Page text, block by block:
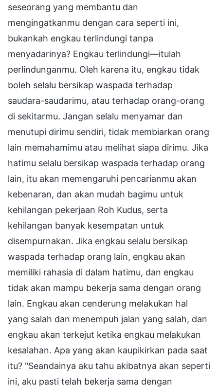
seseorang yang membantu dan
mengingatkanmu dengan cara seperti ini,
bukankah engkau terlindungi tanpa
menyadarinya? Engkau terlindungi—itulah
perlindunganmu. Oleh karena itu, engkau tidak
boleh selalu bersikap waspada terhadap
saudara-saudarimu, atau terhadap orang-orang
di sekitarmu. Jangan selalu menyamar dan
menutupi dirimu sendiri, tidak membiarkan orang
lain memahamimu atau melihat siapa dirimu. Jika
hatimu selalu bersikap waspada terhadap orang
lain, itu akan memengaruhi pencarianmu akan
kebenaran, dan akan mudah bagimu untuk
kehilangan pekerjaan Roh Kudus, serta
kehilangan banyak kesempatan untuk
disempurnakan. Jika engkau selalu bersikap
waspada terhadap orang lain, engkau akan
memiliki rahasia di dalam hatimu, dan engkau
tidak akan mampu bekerja sama dengan orang
lain. Engkau akan cenderung melakukan hal
yang salah dan menempuh jalan yang salah, dan
engkau akan terkejut ketika engkau melakukan
kesalahan. Apa yang akan kaupikirkan pada saat
itu? "Seandainya aku tahu akibatnya akan seperti
ini, aku pasti telah bekerja sama dengan